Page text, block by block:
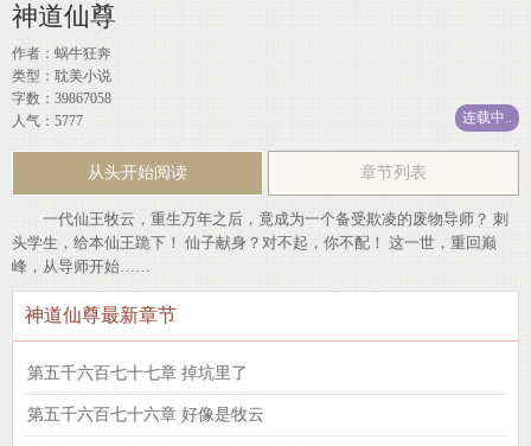
神道仙尊
作者： 蜗牛狂奔
类型：耽美小说
字数：39867058
人气：5777
连载中..
从头开始阅读 章节列表
一代仙王牧云，重生万年之后，竟成为一个备受欺凌的废物导师？ 刺
头学生，给本仙王跪下！ 仙子献身？对不起，你不配！ 这一世，重回巅
峰，从导师开始……
神道仙尊最新章节
第五千六百七十七章 掉坑里了
第五千六百七十六章 好像是牧云